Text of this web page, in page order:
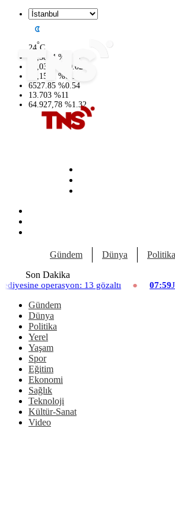
24°C
47,5894 %
0.08
55,0398
-0.02
64,1581
%0.16
6527.85 %0.54
13.703 %11
64.927,78 %1.32
Gündem Dünya Politika
Son Dakika
13 gözaltı 07:59Japonya'da
Gündem
Dünya
Politika
Yerel
Yaşam
Spor
Eğitim
Ekonomi
Sağlık
Teknoloji
Kültür-Sanat
Video